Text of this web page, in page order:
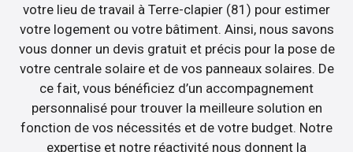
votre lieu de travail à Terre-clapier (81) pour estimer
votre logement ou votre bâtiment. Ainsi, nous savons
vous donner un devis gratuit et précis pour la pose de
votre centrale solaire et de vos panneaux solaires. De
ce fait, vous bénéficiez d’un accompagnement
personnalisé pour trouver la meilleure solution en
fonction de vos nécessités et de votre budget. Notre
expertise et notre réactivité nous donnent la